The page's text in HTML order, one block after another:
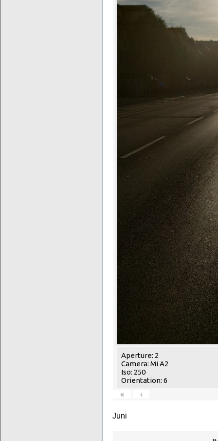
Aperture: 2
Camera: Mi A2
Iso: 250
Orientation: 6
«
‹
Juni